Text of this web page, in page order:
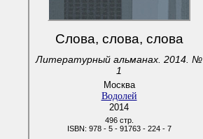
Слова, слова, слова
Литературный альманах. 2014. №
1
Москва
Водолей
2014
496 стр.
ISBN: 978 - 5 - 91763 - 224 - 7